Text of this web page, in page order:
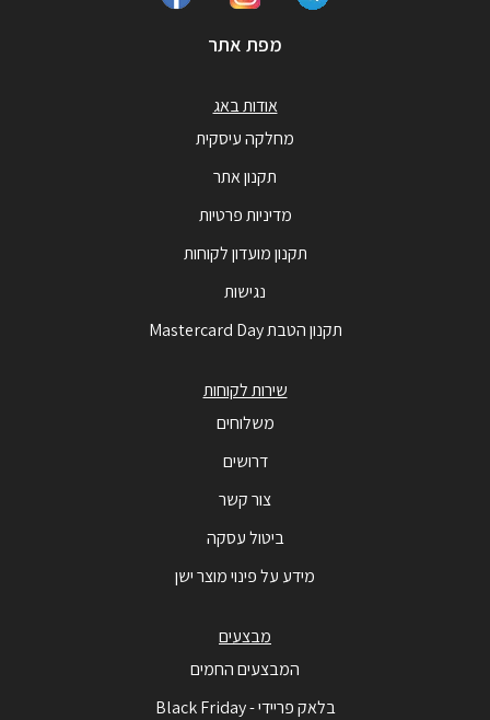
מפת אתר
אודות באג
מחלקה עיסקית
תקנון אתר
מדיניות פרטיות
תקנון מועדון לקוחות
נגישות
תקנון הטבת Mastercard Day
שירות לקוחות
משלוחים
דרושים
צור קשר
ביטול עסקה
מידע על פינוי מוצר ישן
מבצעים
המבצעים החמים
בלאק פריידי - Black Friday